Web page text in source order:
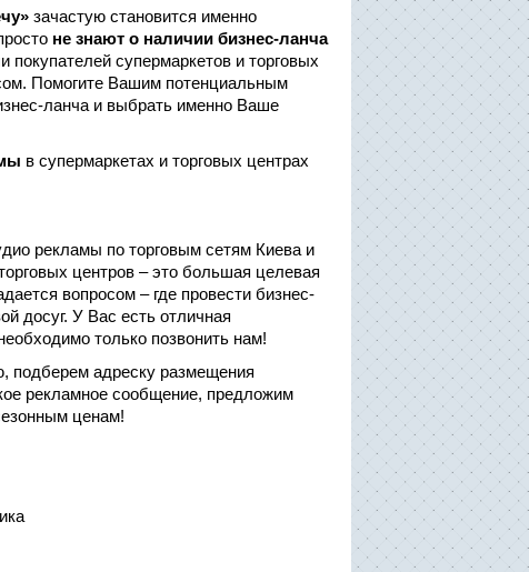
зачастую становится именно
не знают о наличии бизнес-ланча
супермаркетов и торговых
Помогите Вашим потенциальным
ланча и выбрать именно Ваше
в супермаркетах и торговых центрах
рекламы по торговым сетям Киева и
центров – это большая целевая
вопросом – где провести бизнес-
досуг. У Вас есть отличная
только позвонить нам!
адреску размещения
рекламное сообщение, предложим
ценам!